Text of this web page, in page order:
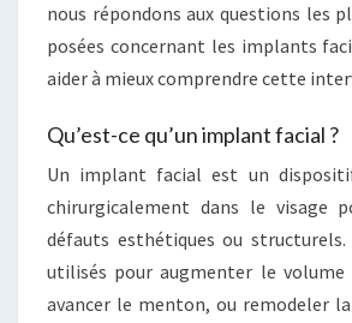
nous répondons aux questions les
posées concernant les implants
aider à mieux comprendre cette
Qu’est-ce qu’un implant facial ?
Un implant facial est un
chirurgicalement dans le visage
défauts esthétiques ou
utilisés pour augmenter le volume
avancer le menton, ou remodeler